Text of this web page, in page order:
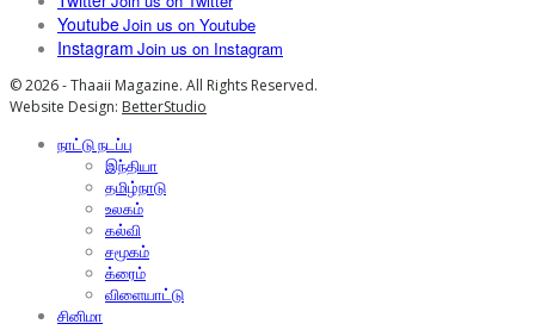
YoutubeJoin us on Youtube
Instagram Join us on Instagram
© 2026 - Thaaii Magazine. All Rights Reserved.
Website Design: BetterStudio
நாட்டு நடப்பு
இந்தியா
தமிழ்நாடு
உலகம்
கல்வி
சமூகம்
க்ரைம்
விளையாட்டு
சினிமா